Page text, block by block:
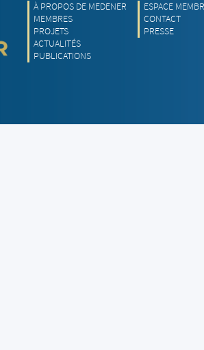
À PROPOS DE MEDENER
MEMBRES
PROJETS
ACTUALITÉS
PUBLICATIONS
ESPACE
CONTACT
PRESSE